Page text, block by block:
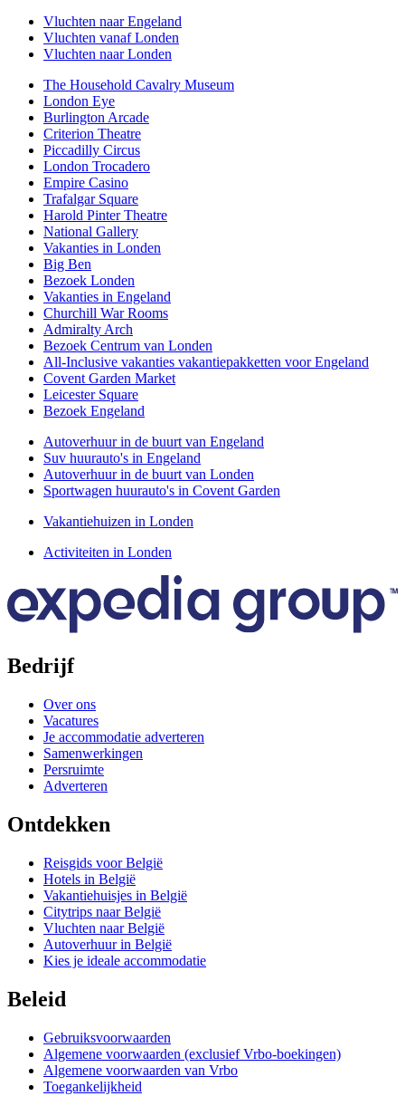
Vluchten naar Engeland
Vluchten vanaf Londen
Vluchten naar Londen
The Household Cavalry Museum
London Eye
Burlington Arcade
Criterion Theatre
Piccadilly Circus
London Trocadero
Empire Casino
Trafalgar Square
Harold Pinter Theatre
National Gallery
Vakanties in Londen
Big Ben
Bezoek Londen
Vakanties in Engeland
Churchill War Rooms
Admiralty Arch
Bezoek Centrum van Londen
All-Inclusive vakanties vakantiepakketten voor Engeland
Covent Garden Market
Leicester Square
Bezoek Engeland
Autoverhuur in de buurt van Engeland
Suv huurauto's in Engeland
Autoverhuur in de buurt van Londen
Sportwagen huurauto's in Covent Garden
Vakantiehuizen in Londen
Activiteiten in Londen
Bedrijf
Over ons
Vacatures
Je accommodatie adverteren
Samenwerkingen
Persruimte
Adverteren
Ontdekken
Reisgids voor België
Hotels in België
Vakantiehuisjes in België
Citytrips naar België
Vluchten naar België
Autoverhuur in België
Kies je ideale accommodatie
Beleid
Gebruiksvoorwaarden
Algemene voorwaarden (exclusief Vrbo-boekingen)
Algemene voorwaarden van Vrbo
Toegankelijkheid